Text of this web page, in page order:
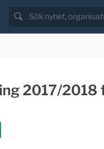
2017/2018